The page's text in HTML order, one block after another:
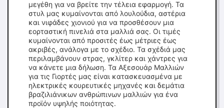
μεγέθη για να βρείτε την τέλεια εφαρμογή. Τα
στυλ μας κυμαίνονται από λουλούδια, αστέρια
και νιφάδες χιονιού για να προσθέσουν μια
εορταστική πινελιά στα μαλλιά σας. Οι τιμές
κυμαίνονται από προσιτές έως μέτριες έως
ακριβές, ανάλογα με το σχέδιο. Τα σχέδιά μας
περιλαμβάνουν στρας, γκλίτερ και χάντρες για
να κάνετε μια δήλωση. Τα Αξεσουάρ Μαλλιών
για τις Γιορτές μας είναι κατασκευασμένα με
ηλεκτρικές κουρευτικές μηχανές και δεμάτια
βραζιλιάνικων ανθρώπινων μαλλιών για ένα
προϊόν υψηλής ποιότητας.